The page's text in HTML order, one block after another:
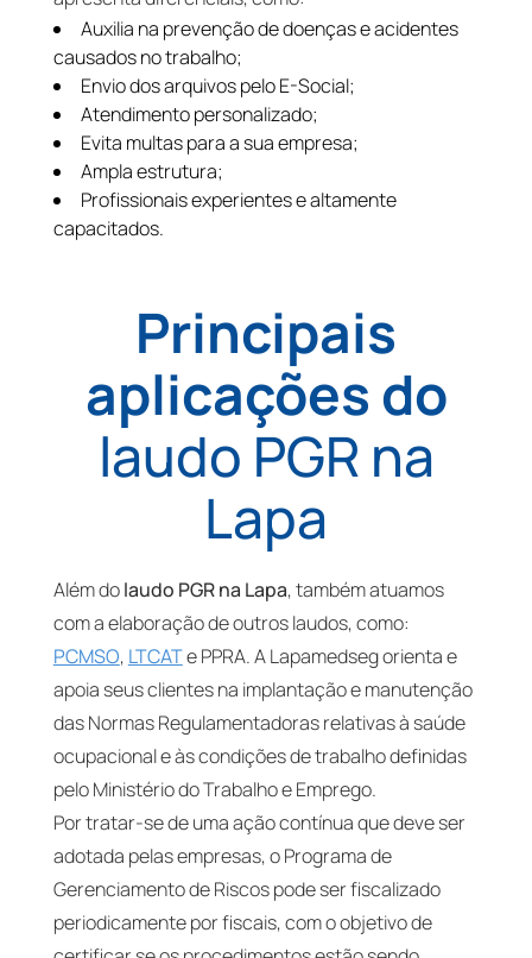
Auxilia na prevenção de doenças e acidentes
causados no trabalho;
Envio dos arquivos pelo E-Social;
Atendimento personalizado;
Evita multas para a sua empresa;
Ampla estrutura;
Profissionais experientes e altamente
capacitados.
Principais
aplicações do
laudo PGR na
Lapa
Além dolaudo PGR na Lapa, também atuamos
com a elaboração de outros laudos, como:
PCMSO, LTCATe PPRA. A Lapamedseg orienta e
apoia seus clientes na implantação e manutenção
das Normas Regulamentadoras relativas à saúde
ocupacional e às condições de trabalho definidas
pelo Ministério do Trabalho e Emprego.
Por tratar-se de uma ação contínua que deve ser
adotada pelas empresas, o Programa de
Gerenciamento de Riscos pode ser fiscalizado
periodicamente por fiscais, com o objetivo de